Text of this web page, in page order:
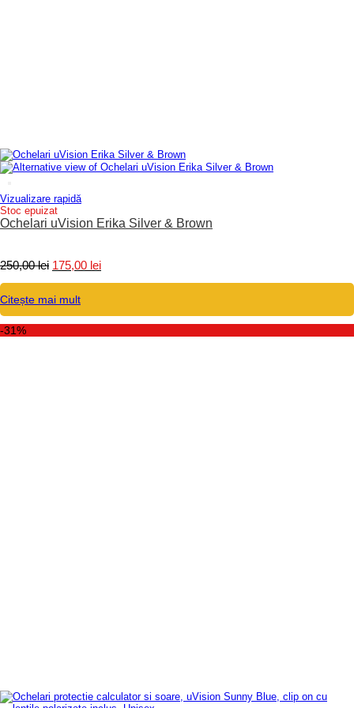
Vizualizare rapidă
Stoc epuizat
Ochelari uVision Erika Silver & Brown
250,00lei Prețul
fost:
250,00 lei.
175,00 leiPrețul
Citește mai mult
-31%